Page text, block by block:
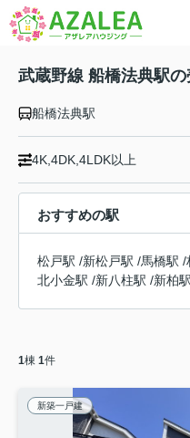
武蔵野線 船橋法典駅
船橋法典駅
4K,4DK,4LDK以上
おすすめの駅
松戸駅 /新松戸駅 /馬橋駅 /
北小金駅 /新八柱駅 /新柏駅
1棟 1件
新築一戸建